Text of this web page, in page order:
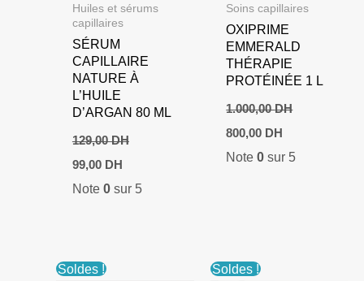
Huiles et sérums
capillaires
SÉRUM
CAPILLAIRE
NATURE À
L’HUILE
D’ARGAN 80 ML
129,00DH
Le
prix
initial
99,00 DHLe
actuel
Note 0sur 5
Soins capillaires
OXIPRIME
EMMERALD
THÉRAPIE
PROTÉINÉE 1 L
1.000,00DH
Le
prix
initial
800,00 DH
actuel
Note0 sur 5
Soldes ! Soldes !